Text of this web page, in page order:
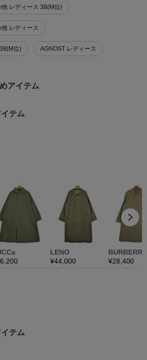
レディース 38(M位)
レディース
位) AGNOST レディース
アイテム
テム
テム